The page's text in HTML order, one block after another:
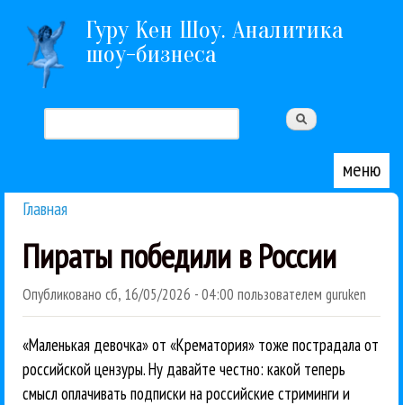
Перейти к основному содержанию
Гуру Кен Шоу. Аналитика
шоу-бизнеса
Форма поиска
меню
Главная
Пираты победили в России
Опубликовано сб, 16/05/2026 - 04:00 пользователем guruken
«Маленькая девочка» от «Крематория» тоже пострадала от
российской цензуры. Ну давайте честно: какой теперь
смысл оплачивать подписки на российские стриминги и